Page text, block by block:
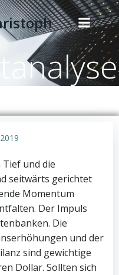
Tief und die
seitwärts gerichtet
Momentum
Der Impuls
Die
und der
sind gewichtige
Dollar. Sollten sich